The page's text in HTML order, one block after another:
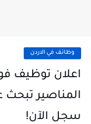
وظائف في الاردن
اعلان توظيف
المناصير
سجل الآن!